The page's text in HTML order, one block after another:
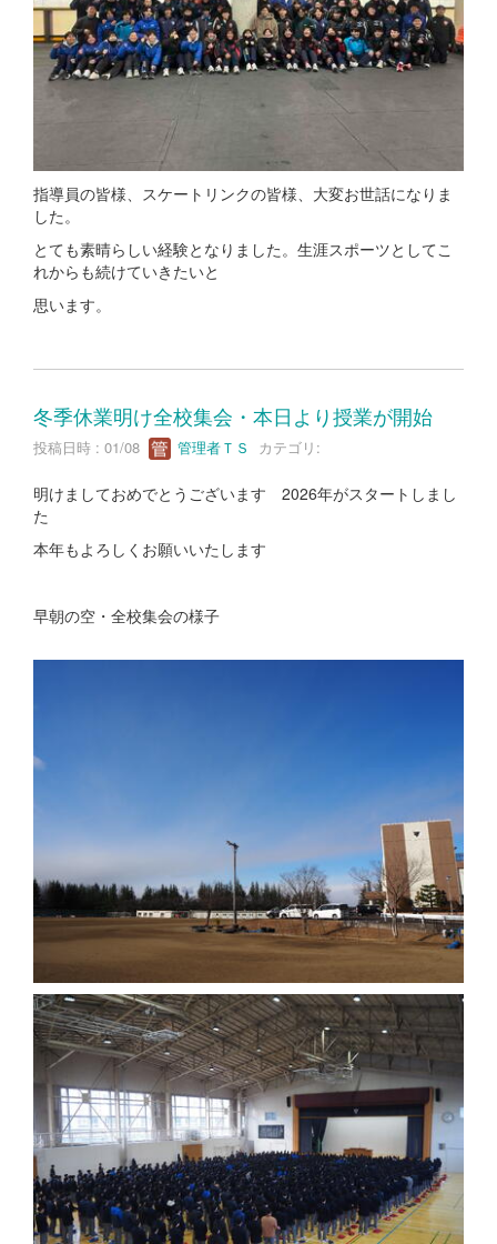
指導員の皆様、スケートリンクの皆様、大変お世話になりま
した。
とても素晴らしい経験となりました。生涯スポーツとしてこ
れからも続けていきたいと
思います。
冬季休業明け全校集会・本日より授業が開始
投稿日時 : 01/08 管理者ＴＳ カテゴリ:
明けましておめでとうございます 2026年がスタートしまし
た
本年もよろしくお願いいたします
早朝の空・全校集会の様子